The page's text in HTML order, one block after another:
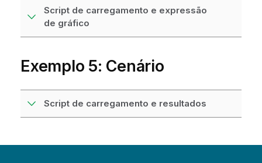
Script de carregamento e expressão
de gráfico
Exemplo 5: Cenário
Script de carregamento e resultados